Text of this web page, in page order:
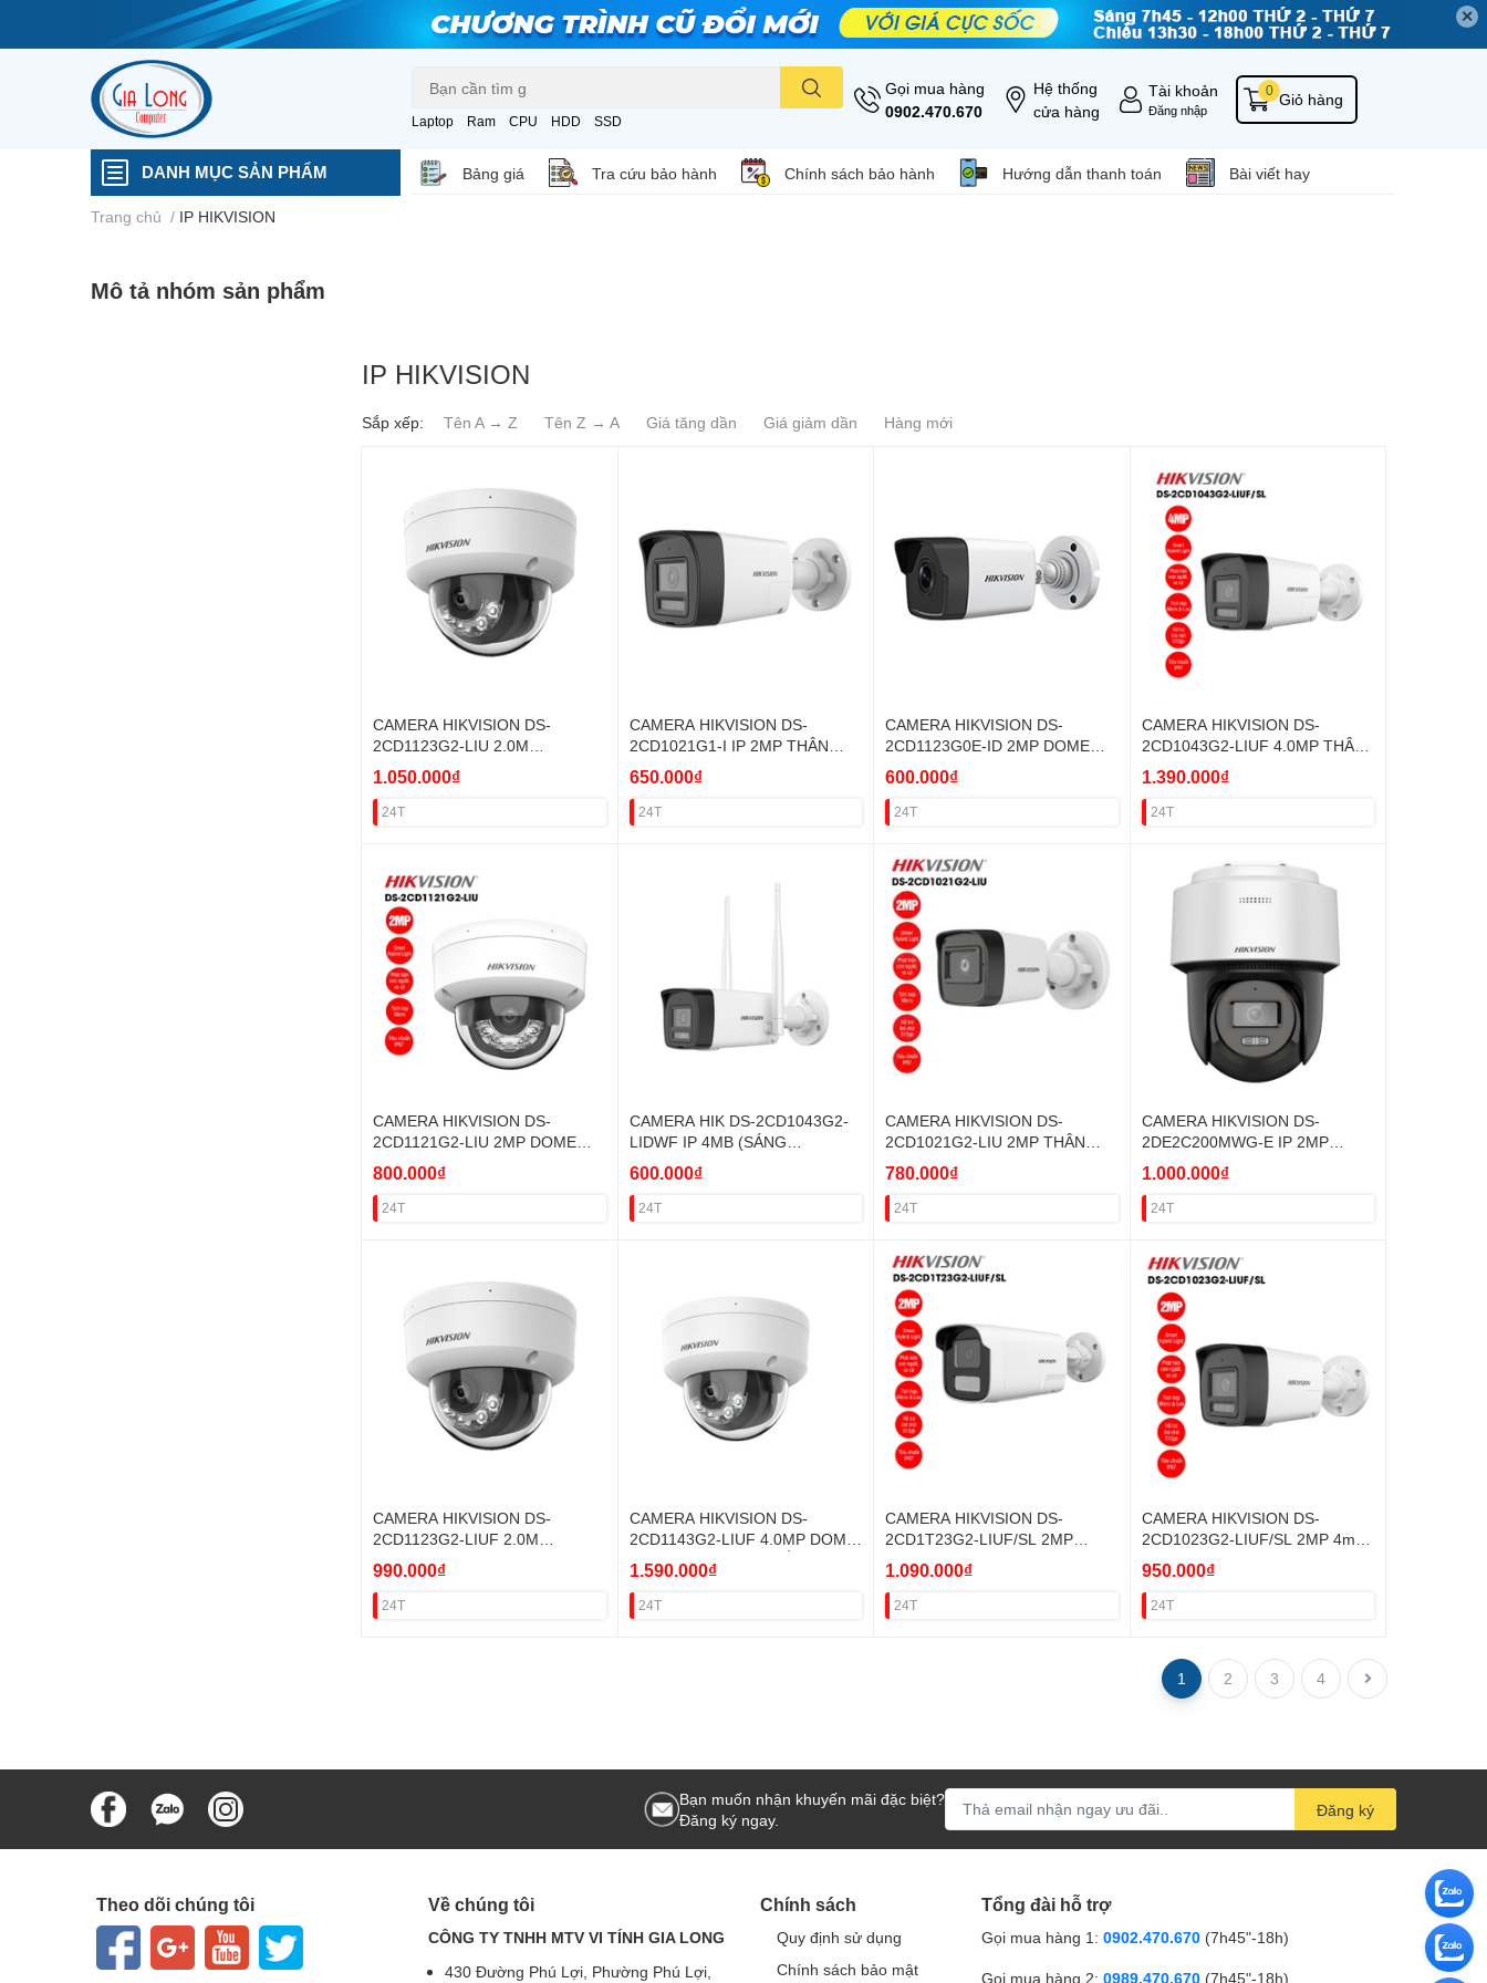
✕
Laptop Ram CPU HDD SSD
Gọi mua hàng
0902.470.670
Hệ thống
cửa hàng
Tài khoản
Đăng nhập
Giỏ hàng
0
DANH MỤC SẢN PHẨM Bảng giá Tra cứu bảo hành Chính sách bảo hành Hướng dẫn thanh toán Bài viết hay
Trang chủ / IP HIKVISION
Mô tả nhóm sản phẩm
IP HIKVISION
Sắp xếp: Tên A → Z Tên Z → A Giá tăng dần Giá giảm dần Hàng mới
CAMERA HIKVISION DS-
2CD1123G2-LIU 2.0M
(H265+,SÁNG KÉP,MIC)
1.050.000₫
24T
CAMERA HIKVISION DS-
2CD1021G1-I IP 2MP THÂN
POE VAT
650.000₫
24T
CAMERA HIKVISION DS-
2CD1123G0E-ID 2MP DOME
(KO POE) VAT
600.000₫
24T
CAMERA HIKVISION DS-
2CD1043G2-LIUF 4.0MP THÂN
SÁNG KÉP VAT
1.390.000₫
24T
CAMERA HIKVISION DS-
2CD1121G2-LIU 2MP DOME
(IR20M,SÁNG KÉP,MICRO) VAT
800.000₫
24T
CAMERA HIK DS-2CD1043G2-
LIDWF IP 4MB (SÁNG
KÉP,WIFI,THẺ) VAT
600.000₫
24T
CAMERA HIKVISION DS-
2CD1021G2-LIU 2MP THÂN
(IR20M,SÁNG KÉP,MICRO) VAT
780.000₫
24T
CAMERA HIKVISION DS-
2DE2C200MWG-E IP 2MP
(360/THẺ/ĐÀM THOẠI,SÁNG
KÉP) VAT
1.000.000₫
24T
CAMERA HIKVISION DS-
2CD1123G2-LIUF 2.0M
(H265+,SÁNG KÉP,MIC+THẺ)
990.000₫
24T
CAMERA HIKVISION DS-
2CD1143G2-LIUF 4.0MP DOME
(SÁNG KÉP,MICRO,GẮNTHẺ)
VAT
1.590.000₫
24T
CAMERA HIKVISION DS-
2CD1T23G2-LIUF/SL 2MP
THÂN (4MM,SÁNG
KÉP,IR50M,ĐÀM THOẠI,THẺ)
VAT
1.090.000₫
24T
CAMERA HIKVISION DS-
2CD1023G2-LIUF/SL 2MP 4mm
THÂN (SÁNG KÉP,ĐÀM
THOẠI,KHE THẺ) VAT
950.000₫
24T
1 2 3 4
Bạn muốn nhận khuyến mãi đặc biệt?
Đăng ký ngay.
Đăng ký
Theo dõi chúng tôi Về chúng tôi
CÔNG TY TNHH MTV VI TÍNH GIA LONG
430 Đường Phú Lợi, Phường Phú Lợi,
Chính sách
Quy định sử dụng
Chính sách bảo mật
Tổng đài hỗ trợ
Gọi mua hàng 1: 0902.470.670 (7h45"-18h)
Gọi mua hàng 2: 0989.470.670 (7h45"-18h)